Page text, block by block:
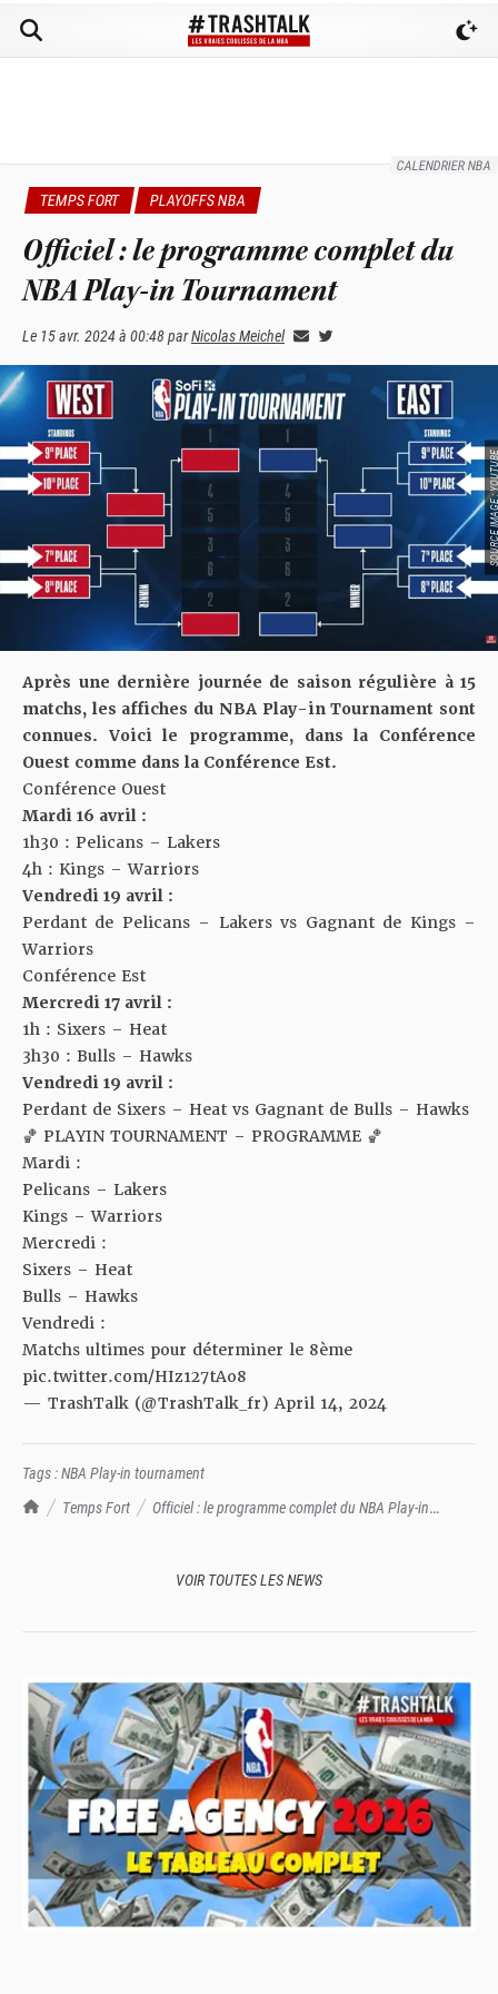
CALENDRIER NBA
TrashTalk Actu NBA
Temps Fort
Officiel : le programme complet du NBA Play-in
TEMPS FORT PLAYOFFS NBA
Officiel : le programme complet du
NBA Play-in Tournament
Le 15 avr. 2024 à 00:48parNicolas Meichel
SOURCE
Après une dernière journée de saison régulière à 15
matchs, les affiches du NBA Play-in Tournament sont
connues. Voici le programme, dans la Conférence
Ouest comme dans la Conférence Est.
Conférence Ouest
Mardi 16 avril :
1h30 : Pelicans – Lakers
4h : Kings – Warriors
Vendredi 19 avril :
Perdant de Pelicans – Lakers vs Gagnant de Kings –
Warriors
Conférence Est
Mercredi 17 avril :
1h : Sixers – Heat
3h30 : Bulls – Hawks
Vendredi 19 avril :
Perdant de Sixers – Heat vs Gagnant de Bulls – Hawks
🏀 PLAYIN TOURNAMENT – PROGRAMME 🏀
Mardi :
Pelicans – Lakers
Kings – Warriors
Mercredi :
Sixers – Heat
Bulls – Hawks
Vendredi :
Matchs ultimes pour déterminer le 8ème
pic.twitter.com/HIz127tAo8
— TrashTalk (@TrashTalk_fr) April 14, 2024
Tags :NBA Play-in tournament
VOIR TOUTES LES NEWS